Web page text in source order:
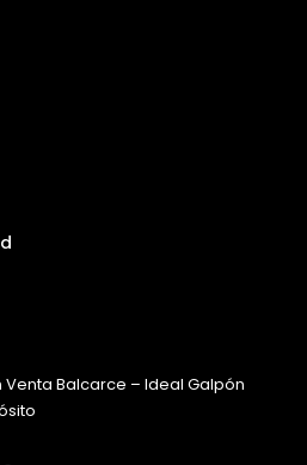
Venta Balcarce – Ideal Galpón